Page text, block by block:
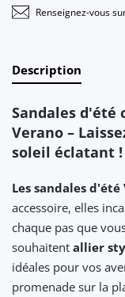
Renseignez-vous
Description
Sandales d'été
Verano –
soleil éclatant !
Les sandales d'été
accessoire, elles
chaque pas que
souhaitent allier
idéales pour vos
promenade sur la